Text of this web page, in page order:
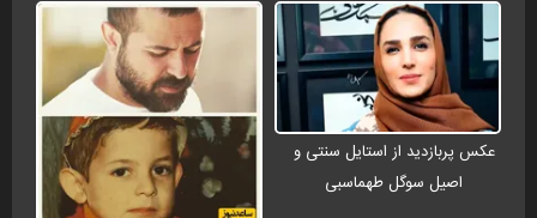
عکس پربازدید از استایل سنتی و
اصیل سوگل طهماسبی